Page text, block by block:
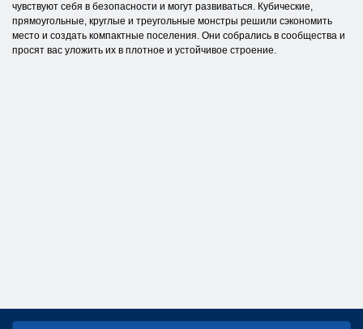
чувствуют себя в безопасности и могут развиваться. Кубические,
прямоугольные, круглые и треугольные монстры решили сэкономить
место и создать компактные поселения. Они собрались в сообщества и
просят вас уложить их в плотное и устойчивое строение.